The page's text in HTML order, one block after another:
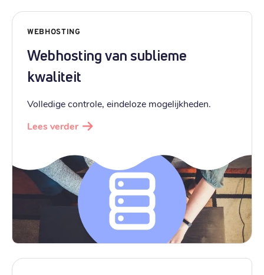
WEBHOSTING
Webhosting van sublieme
kwaliteit
Volledige controle, eindeloze mogelijkheden.
Lees verder